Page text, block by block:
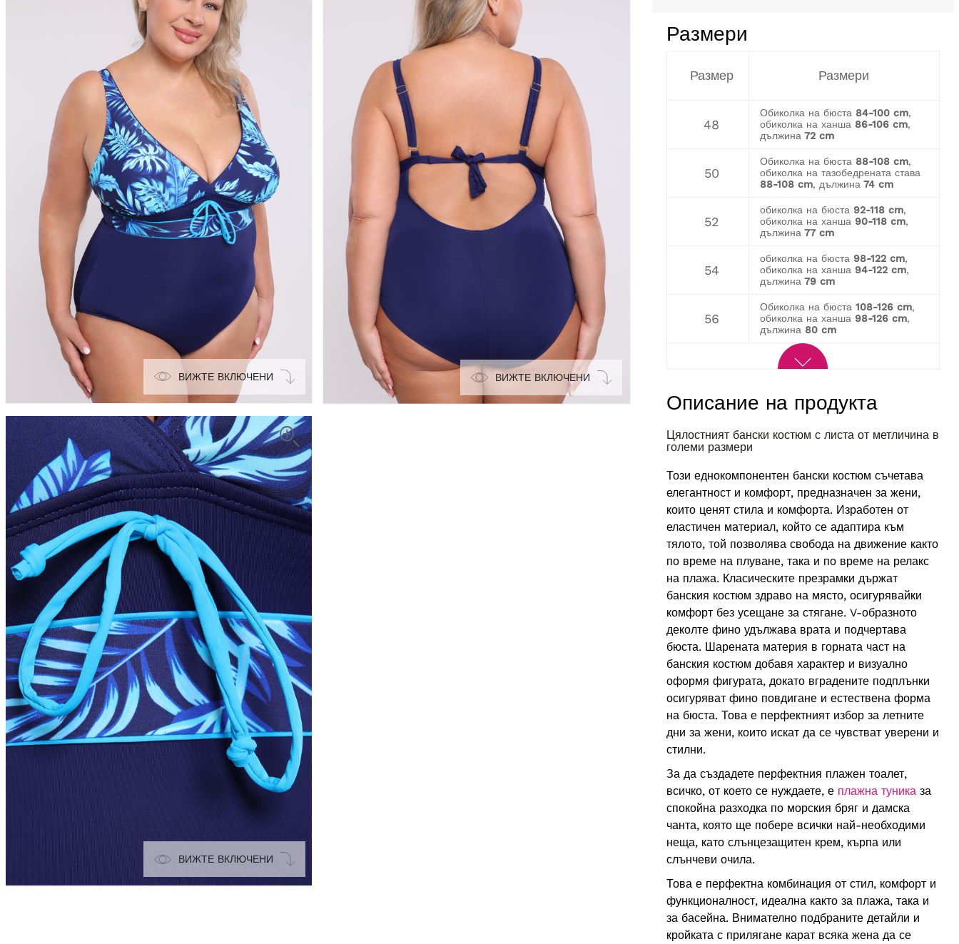
ВИЖТЕ ВКЛЮЧЕНИ ВИЖТЕ ВКЛЮЧЕНИ
ВИЖТЕ ВКЛЮЧЕНИ
Размери
Размер Размери
48
Обиколка на бюста 84-100 cm,
обиколка на ханша 86-106 cm,
дължина 72 cm
50
Обиколка на бюста 88-108 cm,
обиколка на тазобедрената става
88-108 cm, дължина 74 cm
52
обиколка на бюста 92-118 cm,
обиколка на ханша 90-118 cm,
дължина 77 cm
54
обиколка на бюста 98-122 cm,
обиколка на ханша 94-122 cm,
дължина 79 cm
56
Обиколка на бюста 108-126 cm,
обиколка на ханша 98-126 cm,
дължина 80 cm
Описание на продукта
Цялостният бански костюм с листа от метличина в
големи размери
Този еднокомпонентен бански костюм съчетава
елегантност и комфорт, предназначен за жени,
които ценят стила и комфорта. Изработен от
еластичен материал, който се адаптира към
тялото, той позволява свобода на движение както
по време на плуване, така и по време на релакс
на плажа. Класическите презрамки държат
банския костюм здраво на място, осигурявайки
комфорт без усещане за стягане. V-образното
деколте фино удължава врата и подчертава
бюста. Шарената материя в горната част на
банския костюм добавя характер и визуално
оформя фигурата, докато вградените подплънки
осигуряват фино повдигане и естествена форма
на бюста. Това е перфектният избор за летните
дни за жени, които искат да се чувстват уверени и
стилни.
За да създадете перфектния плажен тоалет,
всичко, от което се нуждаете, е плажна туника за
спокойна разходка по морския бряг и дамска
чанта, която ще побере всички най-необходими
неща, като слънцезащитен крем, кърпа или
слънчеви очила.
Това е перфектна комбинация от стил, комфорт и
функционалност, идеална както за плажа, така и
за басейна. Внимателно подбраните детайли и
кройката с прилягане карат всяка жена да се